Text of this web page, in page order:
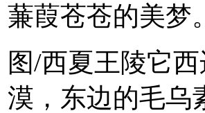
蒹葭苍苍的美梦。
图/西夏王陵它
漠，东边的毛乌